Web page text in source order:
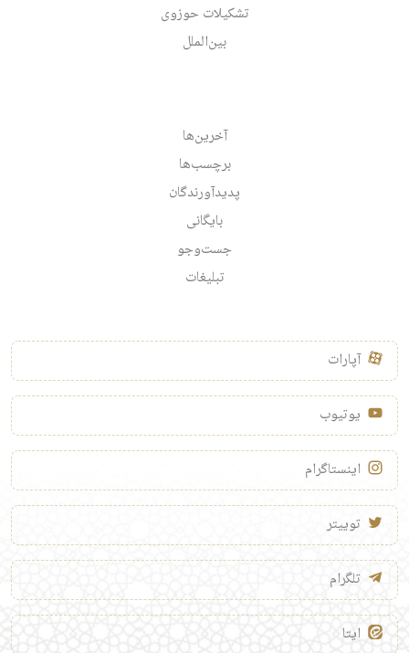
تشکیلات حوزوی
بین‌الملل
آخرین‌ها
برچسب‌ها
پدیدآورندگان
بایگانی
جست‌وجو
تبلیغات
آپارات
یوتیوب
اینستاگرام
توییتر
تلگرام
ایتا